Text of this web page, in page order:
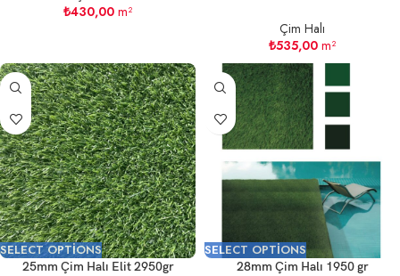
₺430,00 m²
Çim Halı
₺535,00 m²
SELECT OPTIONS
25mm Çim Halı Elit 2950gr
SELECT OPTIONS
28mm Çim Halı 1950 gr